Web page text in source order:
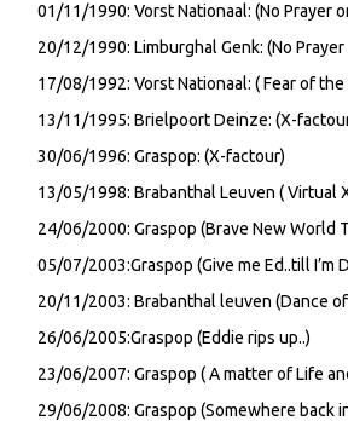
01/11/1990: Vorst Nationaal: (No Prayer
20/12/1990: Limburghal Genk: (No Prayer
17/08/1992: Vorst Nationaal: ( Fear of the
13/11/1995: Brielpoort Deinze: (X-
30/06/1996: Graspop: (X-factour)
13/05/1998: Brabanthal Leuven ( Virtual
24/06/2000: Graspop (Brave New World
05/07/2003:Graspop (Give me Ed..till I’m
20/11/2003: Brabanthal leuven (Dance
26/06/2005:Graspop (Eddie rips up..)
23/06/2007: Graspop ( A matter of Life
29/06/2008: Graspop (Somewhere back